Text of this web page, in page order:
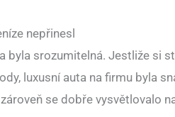
nepřinesl
byla srozumitelná. Jestliže si
luxusní auta na firmu byla
se dobře vysvětlovalo